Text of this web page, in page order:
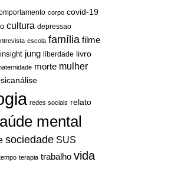
corpo covid-19
cultura depressao
escola família filme
insight jung liberdade livro
morte mulher
redes sociais relato
mental
sociedade SUS
terapia trabalho vida